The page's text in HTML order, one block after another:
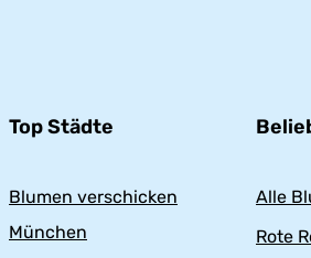
Top Städte
Blumen verschicken
München
Alle
Rote